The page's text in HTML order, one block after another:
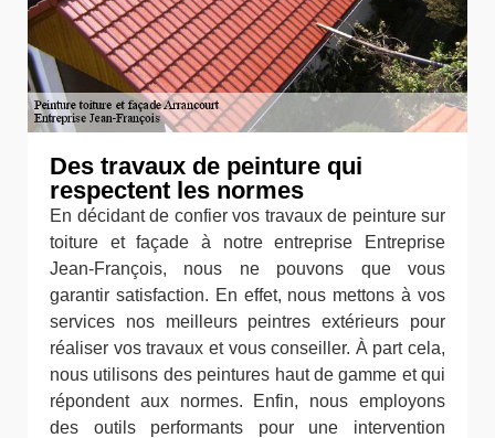
Des travaux de peinture qui
respectent les normes
En décidant de confier vos travaux de peinture sur
toiture et façade à notre entreprise Entreprise
Jean-François, nous ne pouvons que vous
garantir satisfaction. En effet, nous mettons à vos
services nos meilleurs peintres extérieurs pour
réaliser vos travaux et vous conseiller. À part cela,
nous utilisons des peintures haut de gamme et qui
répondent aux normes. Enfin, nous employons
des outils performants pour une intervention